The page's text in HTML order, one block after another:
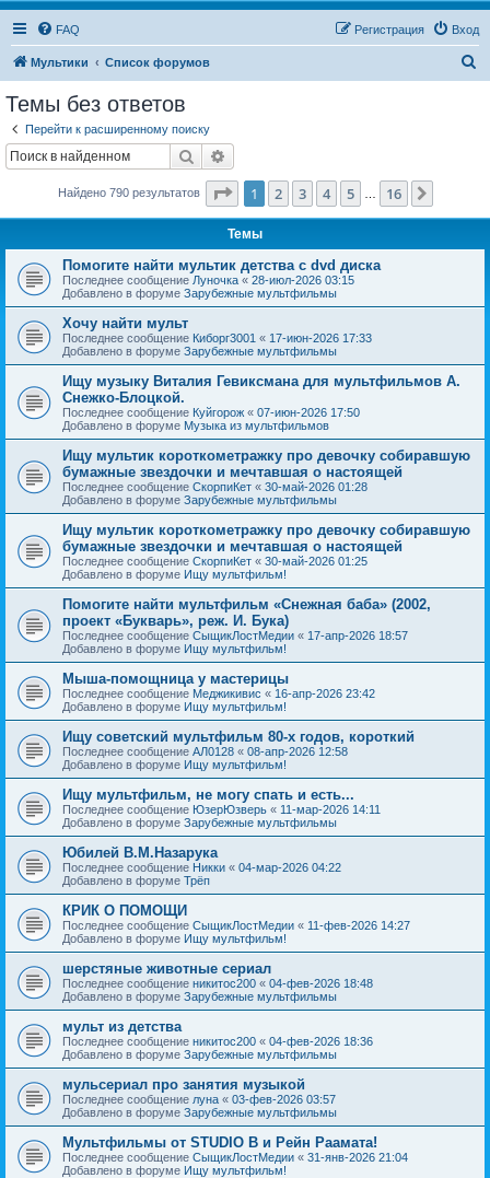
FAQ Вход
Регистрация
Мультики Список форумов
Темы без ответов
Перейти к расширенному поиску
Поиск
Найдено 790 результатов Страница из 16
1 2 3 4 5 16
Темы
Помогите найти мультик детства с dvd диска
Последнее сообщение Луночка « 28-июл-2026 03:15
Добавлено в форуме Зарубежные мультфильмы
Хочу найти мульт
Последнее сообщение Киборг3001 « 17-июн-2026 17:33
Добавлено в форуме Зарубежные мультфильмы
Ищу музыку Виталия Гевиксмана для мультфильмов А.
Снежко-Блоцкой.
Последнее сообщение Куйгорож « 07-июн-2026 17:50
Добавлено в форуме Музыка из мультфильмов
Ищу мультик короткометражку про девочку собиравшую
бумажные звездочки и мечтавшая о настоящей
Последнее сообщение СкорпиКет « 30-май-2026 01:28
Добавлено в форуме Зарубежные мультфильмы
Ищу мультик короткометражку про девочку собиравшую
бумажные звездочки и мечтавшая о настоящей
Последнее сообщение СкорпиКет « 30-май-2026 01:25
Добавлено в форуме Ищу мультфильм!
Помогите найти мультфильм «Снежная баба» (2002,
проект «Букварь», реж. И. Бука)
Последнее сообщение СыщикЛостМедии « 17-апр-2026 18:57
Добавлено в форуме Ищу мультфильм!
Мыша-помощница у мастерицы
Последнее сообщение Меджикивис « 16-апр-2026 23:42
Добавлено в форуме Ищу мультфильм!
Ищу советский мультфильм 80-х годов, короткий
Последнее сообщение АЛ0128 « 08-апр-2026 12:58
Добавлено в форуме Ищу мультфильм!
Ищу мультфильм, не могу спать и есть...
Последнее сообщение ЮзерЮзверь « 11-мар-2026 14:11
Добавлено в форуме Зарубежные мультфильмы
Юбилей В.М.Назарука
Последнее сообщение Никки « 04-мар-2026 04:22
Добавлено в форуме Трёп
КРИК О ПОМОЩИ
Последнее сообщение СыщикЛостМедии « 11-фев-2026 14:27
Добавлено в форуме Ищу мультфильм!
шерстяные животные сериал
Последнее сообщение никитос200 « 04-фев-2026 18:48
Добавлено в форуме Зарубежные мультфильмы
мульт из детства
Последнее сообщение никитос200 « 04-фев-2026 18:36
Добавлено в форуме Зарубежные мультфильмы
мульсериал про занятия музыкой
Последнее сообщение луна « 03-фев-2026 03:57
Добавлено в форуме Зарубежные мультфильмы
Мультфильмы от STUDIO B и Рейн Раамата!
Последнее сообщение СыщикЛостМедии « 31-янв-2026 21:04
Добавлено в форуме Ищу мультфильм!